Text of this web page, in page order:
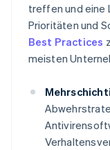
treffen und eine
Prioritäten und
Best Practices
meisten